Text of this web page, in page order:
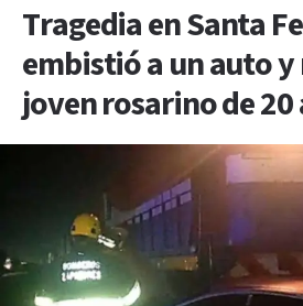
Tragedia en Santa
embistió a un auto
joven rosarino de 20